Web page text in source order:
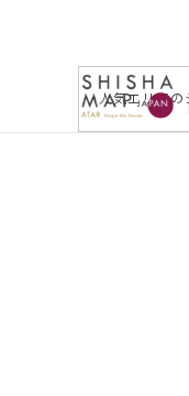
人気エリアの
サイトトッ